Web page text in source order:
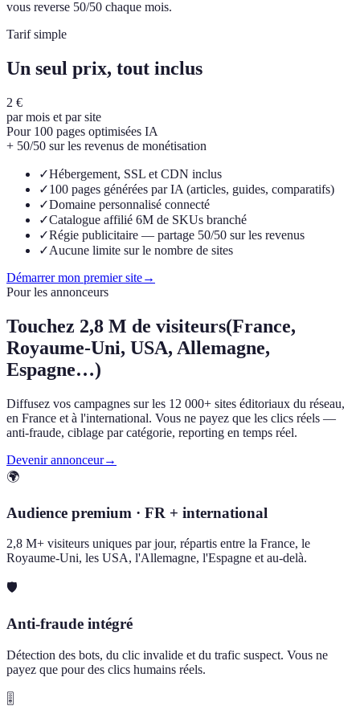
vous reverse 50/50 chaque mois.
Tarif simple
Un seul prix, tout inclus
2 €
par mois et par site
Pour 100 pages optimisées IA
+ 50/50 sur les revenus de monétisation
✓Hébergement, SSL et CDN inclus
✓100 pages générées par IA (articles, guides, comparatifs)
✓Domaine personnalisé connecté
✓Catalogue affilié 6M de SKUs branché
✓Régie publicitaire — partage 50/50 sur les revenus
✓Aucune limite sur le nombre de sites
Démarrer mon premier site→
Pour les annonceurs
Touchez 2,8 M de visiteurs(France,
Royaume-Uni, USA, Allemagne,
Espagne…)
Diffusez vos campagnes sur les 12 000+ sites éditoriaux du réseau,
en France et à l'international. Vous ne payez que les clics réels —
anti-fraude, ciblage par catégorie, reporting en temps réel.
Devenir annonceur→
🌍
Audience premium · FR + international
2,8 M+ visiteurs uniques par jour, répartis entre la France, le
Royaume-Uni, les USA, l'Allemagne, l'Espagne et au-delà.
🛡️
Anti-fraude intégré
Détection des bots, du clic invalide et du trafic suspect. Vous ne
payez que pour des clics humains réels.
🎚️